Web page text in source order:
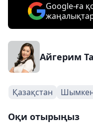
Google-ға
Айгерим
Қазақстан
Оқи отырыңыз